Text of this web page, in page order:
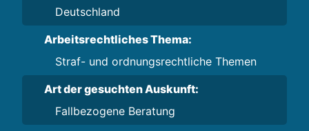
Deutschland
Arbeitsrechtliches Thema:
Straf- und ordnungsrechtliche Themen
Art der gesuchten Auskunft:
Fallbezogene Beratung